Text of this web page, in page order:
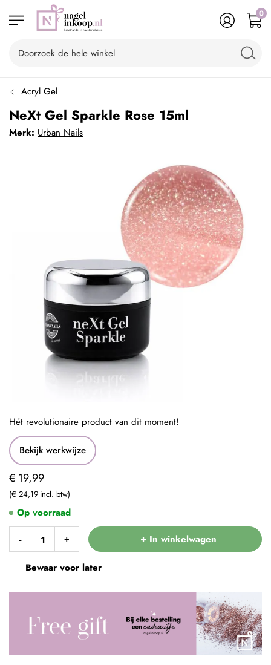
0
Acryl Gel
NeXt Gel Sparkle Rose 15ml
Merk: Urban Nails
Bekijk werkwijze
€ 19,99
€ 24,19
- + + In winkelwagen
Bewaar voor later
Op voorraad
Hét revolutionaire product van dit moment!